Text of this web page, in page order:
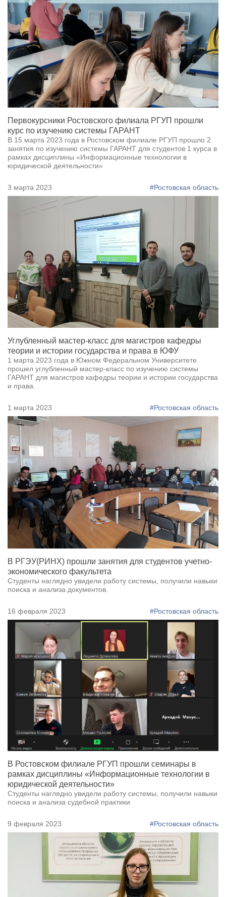
Первокурсники Ростовского филиала РГУП прошли
курс по изучению системы ГАРАНТ
В 15 марта 2023 года в Ростовском филиале РГУП прошло 2
занятия по изучению системы ГАРАНТ для студентов 1 курса в
рамках дисциплины «Информационные технологии в
юридической деятельности»
3 марта 2023 #Ростовская область
Углубленный мастер-класс для магистров кафедры
теории и истории государства и пpава в ЮФУ
1 марта 2023 года в Южном Федеральном Университете
прошел углубленный мастер-класс по изучению системы
ГАРАНТ для магистров кафедры теории и истории государства
и пpава.
1 марта 2023 #Ростовская область
В РГЭУ(РИНХ) прошли занятия для студентов учетно-
экономического факультета
Студенты наглядно увидели работу системы, получили навыки
поиска и анализа документов.
16 февраля 2023 #Ростовская область
В Ростовском филиале РГУП прошли семинары в
рамках дисциплины «Информационные технологии в
юридической деятельности»
Студенты наглядно увидели работу системы, получили навыки
поиска и анализа судебной практики
9 февраля 2023 #Ростовская область